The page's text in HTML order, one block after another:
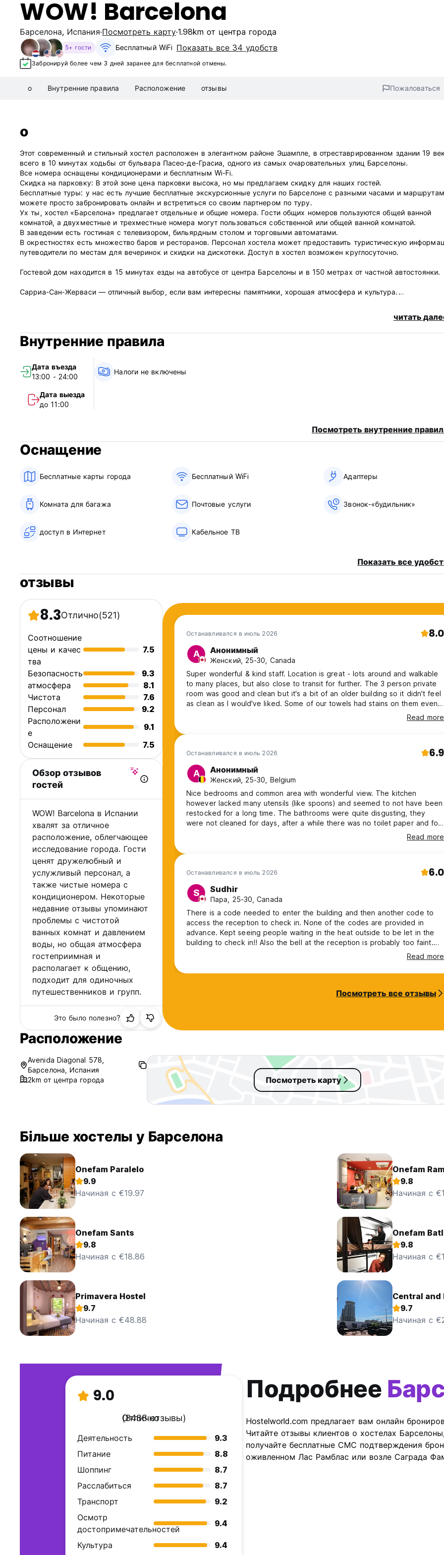
WOW! Barcelona
Барселона, Испания Посмотреть карту 1.98km от центра города
5+ гости Бесплатный WiFi Показать все 34 удобств
Забронируй более чем 3 дней заранее для бесплатной отмены.
о Внутренние правила Расположение отзывы Пожаловаться
о
Этот современный и стильный хостел расположен в элегантном районе Эшампле, в отреставрированном здании 19
всего в 10 минутах ходьбы от бульвара Пасео-де-Грасиа, одного из самых очаровательных улиц Барселоны.
Все номера оснащены кондиционерами и бесплатным Wi-Fi.
Скидка на парковку: В этой зоне цена парковки высока, но мы предлагаем скидку для наших гостей.
Бесплатные туры: у нас есть лучшие бесплатные экскурсионные услуги по Барселоне с разными часами и
можете просто забронировать онлайн и встретиться со своим партнером по туру.
Ух ты, хостел «Барселона» предлагает отдельные и общие номера. Гости общих номеров пользуются общей ванной
комнатой, а двухместные и трехместные номера могут пользоваться собственной или общей ванной комнатой.
В заведении есть гостиная с телевизором, бильярдным столом и торговыми автоматами.
В окрестностях есть множество баров и ресторанов. Персонал хостела может предоставить туристическую
путеводители по местам для вечеринок и скидки на дискотеки. Доступ в хостел возможен круглосуточно.
Гостевой дом находится в 15 минутах езды на автобусе от центра Барселоны и в 150 метрах от частной автостоянки.
Сарриа-Сан-Жерваси — отличный выбор, если вам интересны памятники, хорошая атмосфера и культура.
образом жизни, бутиками, архитектурой и работами блестящего Гауди, потрясающим мировым наследием.
Рядом:
Гостям доступен полный спектр вариантов общественного и частного транспорта. Одни из лучших баров, ресторанов,
круглосуточный доступ; ключ/код для входа/выхода в любое время. (Без комендантского часа)
Станция метро: Госпитальная клиника - Диагональ
Железнодорожный вокзал: Сантс - Пасео де Грасиа
Автобусная остановка, соединяющая все основные достопримечательности: 1 минута ходьбы.
Размещение с младенцами/детьми в отеле не предусмотрено.
читать
Внутренние правила
Дата въезда
13:00 - 24:00
Дата выезда
до 11:00
Налоги не включены
Посмотреть внутренние
Оснащение
Бесплатные карты города Бесплатный WiFi Адаптеры
Комната для багажа Почтовые услуги Звонок-«будильник»
доступ в Интернет Кабельное ТВ
Показать все
отзывы
8.3Отлично(521)
Соотношение
цены и качес
тва
7.5
Безопасность
9.3
атмосфера
8.1
Чистота
7.6
Персонал
9.2
Расположени
е
9.1
Оснащение
7.5
Обзор отзывов
гостей
WOW! Barcelona в Испании
хвалят за отличное
расположение, облегчающее
исследование города. Гости
ценят дружелюбный и
услужливый персонал, а
также чистые номера с
кондиционером. Некоторые
недавние отзывы упоминают
проблемы с чистотой
ванных комнат и давлением
воды, но общая атмосфера
гостеприимная и
располагает к общению,
подходит для одиночных
путешественников и групп.
Это было полезно?
Останавливался в июль 2026 8.0
А Анонимный
Женский, 25-30, Canada
Super wonderful & kind staff. Location is great - lots around and walkable
to many places, but also close to transit for further. The 3 person private
room was good and clean but it's a bit of an older building so it didn't feel
as clean as I would've liked. Some of our towels had stains on them even
though you could tell they were cleaned. The sheets were paper thin and
Read more
Останавливался в июль 2026 6.9
А Анонимный
Женский, 25-30, Belgium
Nice bedrooms and common area with wonderful view. The kitchen
however lacked many utensils (like spoons) and seemed to not have been
restocked for a long time. The bathrooms were quite disgusting, they
were not cleaned for days, after a while there was no toilet paper and for
days I saw more and more hairs in the shower and the same dollop of
toothpaste on the sink. The people working in the hostel and the AC in
Read more
Останавливался в июль 2026 6.0
S Sudhir
Пара, 25-30, Canada
There is a code needed to enter the building and then another code to
access the reception to check in. None of the codes are provided in
advance. Kept seeing people waiting in the heat outside to be let in the
building to check in!! Also the bell at the reception is probably too faint.
Kept ringing it but no one would open. Waited for someone to leave to
was very low on one and had a broken holder in the other.
Read more
Посмотреть все отзывы
Расположение
Avenida Diagonal 578,
Барселона, Испания
2km от центра города
Посмотреть карту
Більше хостелы у Барселона
Onefam Paralelo
9.9
Начиная с €19.97
Onefam
9.8
Начиная с
Onefam Sants
9.8
Начиная с €18.86
Onefam
9.8
Начиная с
Primavera Hostel
9.7
Начиная с €48.88
Central and
9.7
Начиная с
9.0
Отлично
(8488 отзывы)
Деятельность
9.3
Питание
8.8
Шоппинг
8.7
Расслабиться
8.7
Транспорт
9.2
Осмотр
достопримечательностей
9.4
Культура 9.4
Подробнее
Hostelworld.com предлагает вам онлайн
Читайте отзывы клиентов о хостелах
получайте бесплатные СМС подтверждения
оживленном Лас Рамблас или возле Саграда